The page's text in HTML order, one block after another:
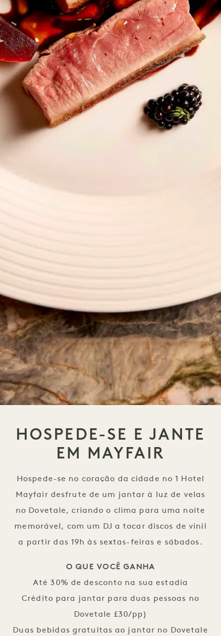
HOSPEDE-SE E JANTE
EM MAYFAIR
Hospede-se no coração da cidade no 1 Hotel
Mayfair desfrute de um jantar à luz de velas
no Dovetale, criando o clima para uma noite
memorável, com um DJ a tocar discos de vinil
a partir das 19h às sextas-feiras e sábados.
O QUE VOCÊ GANHA
Até 30% de desconto na sua estadia
Crédito para jantar para duas pessoas no
Dovetale £30/pp)
Duas bebidas gratuitas ao jantar no Dovetale